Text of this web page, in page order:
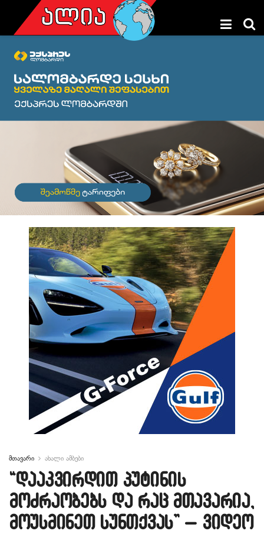
მთავარი ახალი ამბები
“დააკვირდით პუტინის
მოძრაობებს და რაც მთავარია,
მოუსმინეთ სუნთქვას” – ვიდეო